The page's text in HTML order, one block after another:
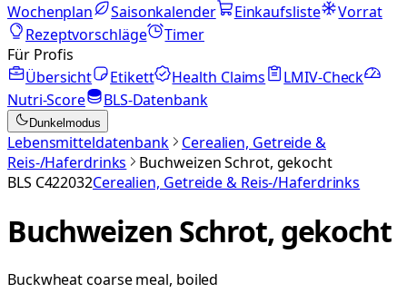
Wochenplan
Saisonkalender Einkaufsliste
Vorrat
Rezeptvorschläge
Timer
Für Profis
Übersicht
Etikett Health Claims
LMIV-Check
Nutri-Score
BLS-Datenbank
Dunkelmodus
Lebensmitteldatenbank
Cerealien, Getreide &
Reis-/Haferdrinks
Buchweizen Schrot, gekocht
BLS C422032Cerealien, Getreide & Reis-/Haferdrinks
Buchweizen Schrot, gekocht
Buckwheat coarse meal, boiled